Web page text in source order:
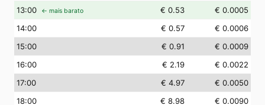
13:00 ← mais barato € 0.53
€ 0.0005
14:00 € 0.57
€ 0.0006
15:00 € 0.91
€ 0.0009
16:00 € 2.19
€ 0.0022
17:00 € 4.97
€ 0.0050
18:00 € 8.98
€ 0.0090